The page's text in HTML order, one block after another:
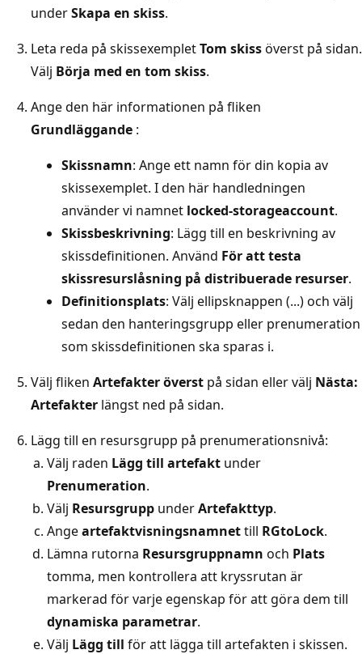
underSkapa en skiss.
Leta reda på skissexempletTom skissöverst på sidan.
Välj Börja med en tom skiss.
Ange den här informationen på fliken
Grundläggande :
Skissnamn: Ange ett namn för din kopia av
skissexemplet. I den här handledningen
använder vi namnet locked-storageaccount.
Skissbeskrivning: Lägg till en beskrivning av
skissdefinitionen. Använd För att testa
skissresurslåsning på distribuerade resurser.
Definitionsplats: Välj ellipsknappen (...) och välj
sedan den hanteringsgrupp eller prenumeration
som skissdefinitionen ska sparas i.
Välj fliken Artefakter överst på sidan eller välj Nästa:
Artefakter längst ned på sidan.
Lägg till en resursgrupp på prenumerationsnivå:
Välj raden Lägg till artefakt under
Prenumeration.
Välj Resursgrupp underArtefakttyp.
Angeartefaktvisningsnamnettill RGtoLock.
Lämna rutorna Resursgruppnamn och Plats
tomma, men kontrollera att kryssrutan är
markerad för varje egenskap för att göra dem till
dynamiska parametrar.
Välj Lägg till för att lägga till artefakten i skissen.